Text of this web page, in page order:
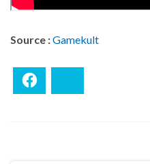
Source :Gamekult